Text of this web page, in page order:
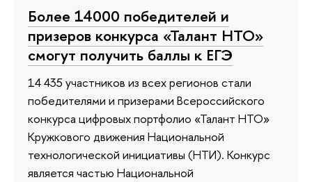
Более 14000 победителей и
призеров конкурса «Талант НТО»
смогут получить баллы к ЕГЭ
14 435 участников из всех регионов стали
победителями и призерами Всероссийского
конкурса цифровых портфолио «Талант НТО»
Кружкового движения Национальной
технологической инициативы (НТИ). Конкурс
является частью Национальной